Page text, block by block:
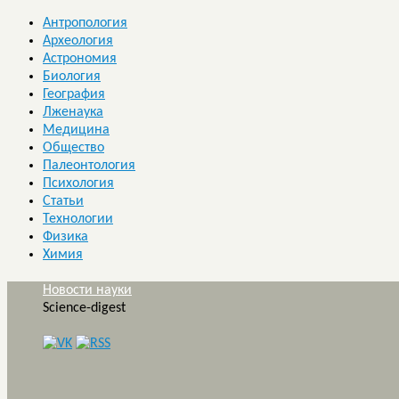
Антропология
Археология
Астрономия
Биология
География
Лженаука
Медицина
Общество
Палеонтология
Психология
Статьи
Технологии
Физика
Химия
Новости науки
Science-digest